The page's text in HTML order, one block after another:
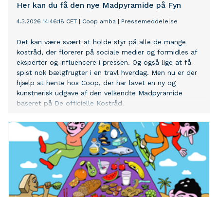
Her kan du få den nye Madpyramide på Fyn
4.3.2026 14:46:18 CET Coop amba Pressemeddelelse
Det kan være svært at holde styr på alle de mange
kostråd, der florerer på sociale medier og formidles af
eksperter og influencere i pressen. Og også lige at få
spist nok bælgfrugter i en travl hverdag. Men nu er der
hjælp at hente hos Coop, der har lavet en ny og
kunstnerisk udgave af den velkendte Madpyramide
baseret på De officielle Kostråd.